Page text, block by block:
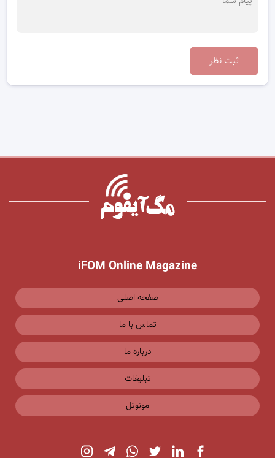
ثبت نظر
iFOM Online Magazine
صفحه اصلی
تماس با ما
درباره ما
تبلیغات
مونوتل